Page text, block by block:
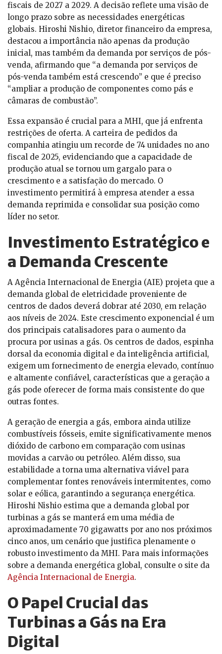
fiscais de 2027 a 2029. A decisão reflete uma visão de
longo prazo sobre as necessidades energéticas
globais. Hiroshi Nishio, diretor financeiro da empresa,
destacou a importância não apenas da produção
inicial, mas também da demanda por serviços de pós-
venda, afirmando que “a demanda por serviços de
pós-venda também está crescendo” e que é preciso
“ampliar a produção de componentes como pás e
câmaras de combustão”.
Essa expansão é crucial para a MHI, que já enfrenta
restrições de oferta. A carteira de pedidos da
companhia atingiu um recorde de 74 unidades no ano
fiscal de 2025, evidenciando que a capacidade de
produção atual se tornou um gargalo para o
crescimento e a satisfação do mercado. O
investimento permitirá à empresa atender a essa
demanda reprimida e consolidar sua posição como
líder no setor.
Investimento Estratégico e
a Demanda Crescente
A Agência Internacional de Energia (AIE) projeta que a
demanda global de eletricidade proveniente de
centros de dados deverá dobrar até 2030, em relação
aos níveis de 2024. Este crescimento exponencial é um
dos principais catalisadores para o aumento da
procura por usinas a gás. Os centros de dados, espinha
dorsal da economia digital e da inteligência artificial,
exigem um fornecimento de energia elevado, contínuo
e altamente confiável, características que a geração a
gás pode oferecer de forma mais consistente do que
outras fontes.
A geração de energia a gás, embora ainda utilize
combustíveis fósseis, emite significativamente menos
dióxido de carbono em comparação com usinas
movidas a carvão ou petróleo. Além disso, sua
estabilidade a torna uma alternativa viável para
complementar fontes renováveis intermitentes, como
solar e eólica, garantindo a segurança energética.
Hiroshi Nishio estima que a demanda global por
turbinas a gás se manterá em uma média de
aproximadamente 70 gigawatts por ano nos próximos
cinco anos, um cenário que justifica plenamente o
robusto investimento da MHI. Para mais informações
sobre a demanda energética global, consulte o site da
Agência Internacional de Energia.
O Papel Crucial das
Turbinas a Gás na Era
Digital